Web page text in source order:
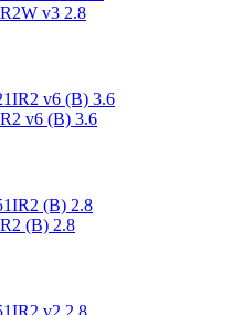
v3 2.8
v6 (B) 3.6
(B) 2.8